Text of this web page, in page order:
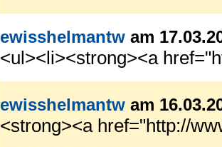
ewisshelmantw am
<ul><li><strong><a
ewisshelmantw am
<strong><a href="http://